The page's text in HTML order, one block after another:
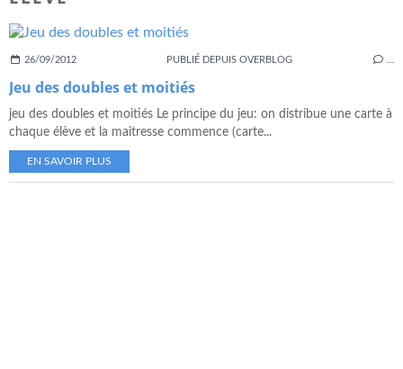
26/09/2012 PUBLIÉ DEPUIS OVERBLOG
Jeu des doubles et moitiés
jeu des doubles et moitiés Le principe du jeu: on distribue une carte à
chaque élève et la maitresse commence (carte...
EN SAVOIR PLUS